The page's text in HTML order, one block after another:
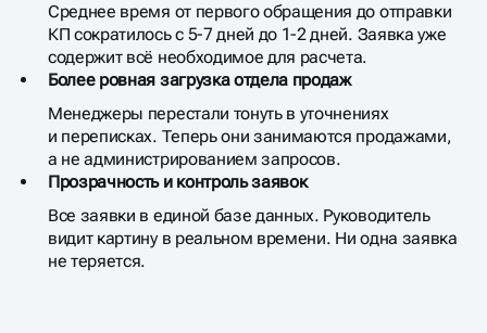
Среднее время от первого обращения до отправки
КП сократилось с 5-7 дней до 1-2 дней. Заявка уже
содержит всё необходимое для расчета.
Более ровная загрузка отдела продаж
Менеджеры перестали тонуть в уточнениях
и переписках. Теперь они занимаются продажами,
а не администрированием запросов.
Прозрачность и контроль заявок
Все заявки в единой базе данных. Руководитель
видит картину в реальном времени. Ни одна заявка
не теряется.